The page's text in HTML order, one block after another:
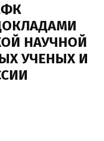
НАУЧНОЙ
УЧЕНЫХ И